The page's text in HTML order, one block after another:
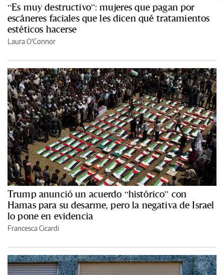
“Es muy destructivo”: mujeres que pagan por
escáneres faciales que les dicen qué tratamientos
estéticos hacerse
Laura O'Connor
Trump anunció un acuerdo “histórico” con
Hamas para su desarme, pero la negativa de Israel
lo pone en evidencia
Francesca Cicardi